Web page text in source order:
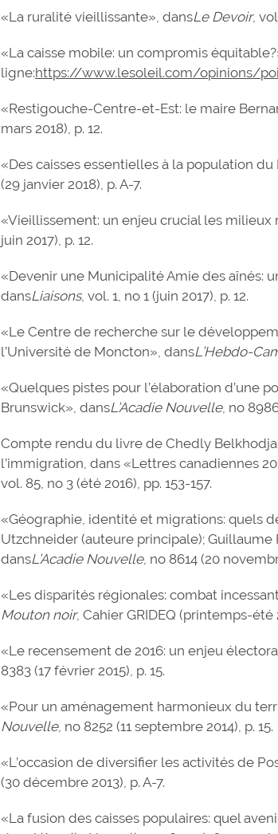
«La ruralité vieillissante», dansLe Devoir,
«La caisse mobile: un compromis
ligne:https://www.lesoleil.com/opinions/
«Restigouche-Centre-et-Est: le maire
mars 2018), p. 12.
«Des caisses essentielles à la population du
(29 janvier 2018), p. A-7.
«Vieillissement: un enjeu crucial les milieux
juin 2017), p. 12.
«Devenir une Municipalité Amie des aînés:
dansLiaisons, vol. 1, no 1 (juin 2017), p. 12.
«Le Centre de recherche sur le
l’Université de Moncton», dansL’Hebdo-
«Quelques pistes pour l’élaboration d’une
Brunswick», dansL’Acadie Nouvelle, no
Compte rendu du livre de Chedly Belkhodja:
l’immigration, dans «Lettres canadiennes
vol. 85, no 3 (été 2016), pp. 153-157.
«Géographie, identité et migrations: quels
Utzchneider (auteure principale); Guillaume
dansL’Acadie Nouvelle, no 8614 (20
«Les disparités régionales: combat
Mouton noir, Cahier GRIDEQ (printemps-été
«Le recensement de 2016: un enjeu
8383 (17 février 2015), p. 15.
«Pour un aménagement harmonieux du
Nouvelle, no 8252 (11 septembre 2014), p. 15.
«L’occasion de diversifier les activités de
(30 décembre 2013), p. A-7.
«La fusion des caisses populaires: quel